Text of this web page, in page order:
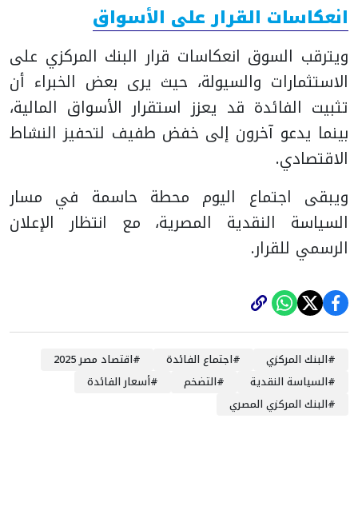
انعكاسات القرار على الأسواق
ويترقب السوق انعكاسات قرار البنك المركزي على
الاستثمارات والسيولة، حيث يرى بعض الخبراء أن
تثبيت الفائدة قد يعزز استقرار الأسواق المالية،
بينما يدعو آخرون إلى خفض طفيف لتحفيز النشاط
الاقتصادي.
ويبقى اجتماع اليوم محطة حاسمة في مسار
السياسة النقدية المصرية، مع انتظار الإعلان
الرسمي للقرار.
#البنك المركزي #اجتماع الفائدة #اقتصاد مصر 2025
#السياسة النقدية #التضخم #أسعار الفائدة
#البنك المركزي المصري